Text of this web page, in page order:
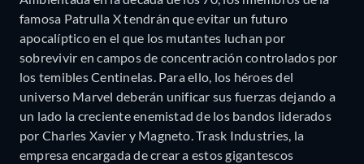
famosa Patrulla X tendrán que evitar un futuro
apocalíptico en el que los mutantes luchan por
sobrevivir en campos de concentración controlados por
los temibles Centinelas. Para ello, los héroes del
universo Marvel deberán unificar sus fuerzas dejando a
un lado la creciente enemistad de los bandos liderados
por Charles Xavier y Magneto. Trask Industries, la
empresa encargada de crear a estos gigantescos